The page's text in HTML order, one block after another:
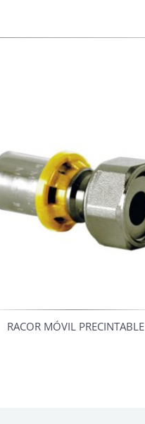
RACOR MÓVIL PRECINTABLE